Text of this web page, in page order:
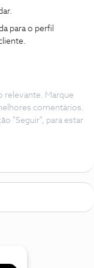
para o perfil
relevante. Marque
comentários.
"Seguir", para estar